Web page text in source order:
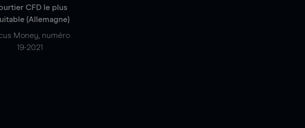
CFD le plus
(Allemagne)
Money, numéro
19-2021